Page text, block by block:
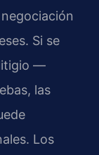
Si se
—
las
Los